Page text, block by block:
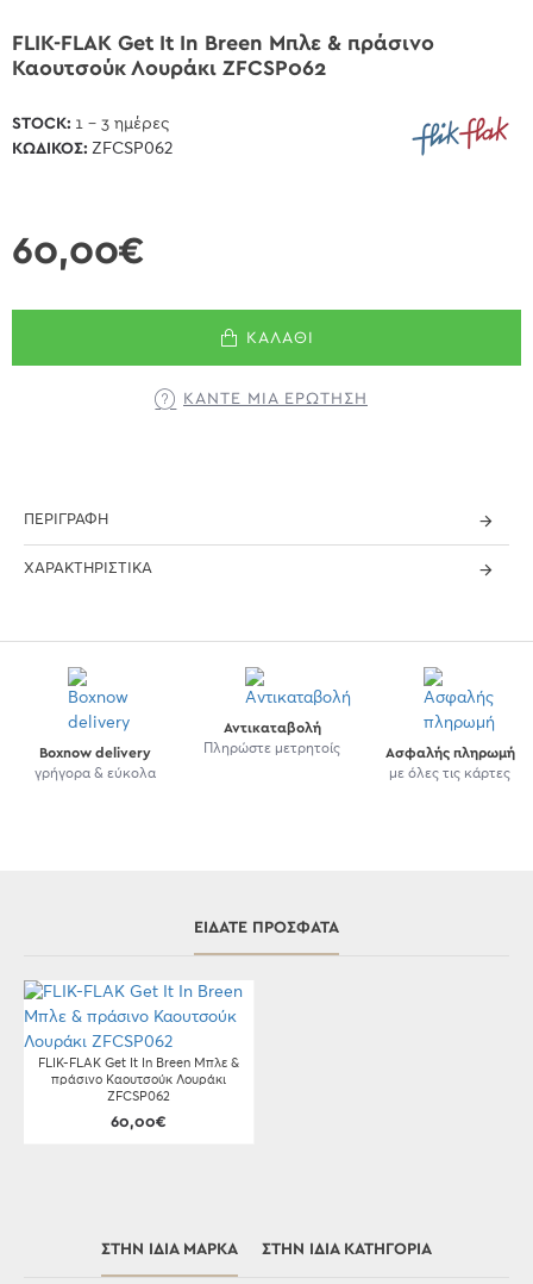
FLIK-FLAK Get It In Breen Μπλε & πράσινο
Καουτσούκ Λουράκι ZFCSP062
60,00€
STOCK: 1 - 3 ημέρες
ΚΩΔΙΚΌΣ: ZFCSP062
ΚΑΛΆΘΙ
ΚΆΝΤΕ ΜΊΑ ΕΡΏΤΗΣΗ
ΠΕΡΙΓΡΑΦΉ
ΧΑΡΑΚΤΗΡΙΣΤΙΚΆ
Boxnow delivery
γρήγορα & εύκολα
Αντικαταβολή
Πληρώστε μετρητοίς
Ασφαλής πληρωμή
με όλες τις κάρτες
ΕΊΔΑΤΕ ΠΡΌΣΦΑΤΑ
FLIK-FLAK Get It In Breen Μπλε &
πράσινο Καουτσούκ Λουράκι
ZFCSP062
60,00€
ΣΤΗΝ ΊΔΙΑ ΜΆΡΚΑ ΣΤΗΝ ΊΔΙΑ ΚΑΤΗΓΟΡΊΑ